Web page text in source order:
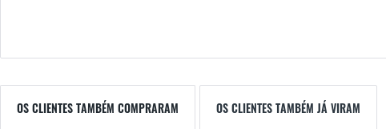
OS CLIENTES TAMBÉM COMPRARAM OS CLIENTES TAMBÉM JÁ VIRAM